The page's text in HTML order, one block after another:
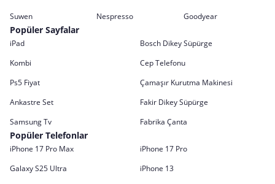
Suwen
Nespresso Goodyear
Popüler Sayfalar
iPad
Bosch Dikey Süpürge
Kombi
Cep Telefonu
Ps5 Fiyat
Çamaşır Kurutma Makinesi
Ankastre Set
Fakir Dikey Süpürge
Samsung Tv
Fabrika Çanta
Popüler Telefonlar
iPhone 17 Pro Max
iPhone 17 Pro
Galaxy S25 Ultra
iPhone 13